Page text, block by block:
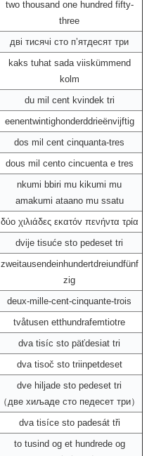
two thousand one hundred fifty-
three
дві тисячі сто пʼятдесят три
kaks tuhat sada viiskümmend
kolm
du mil cent kvindek tri
eenentwintighonderddrieënvijftig
dos mil cent cinquanta-tres
dous mil cento cincuenta e tres
nkumi bbiri mu kikumi mu
amakumi ataano mu ssatu
δύο χιλιάδες εκατόv πενήντα τρία
dvije tisuće sto pedeset tri
zweitausendeinhundertdreiundfünf
zig
deux-mille-cent-cinquante-trois
tvåtusen etthundrafemtiotre
dva tisíc sto päťdesiat tri
dva tisoč sto triinpetdeset
dve hiljade sto pedeset tri
（две хиљаде сто педесет три）
dva tisíce sto padesát tři
to tusind og et hundrede og